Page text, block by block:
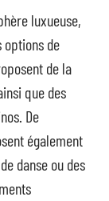
luxueuse,
options de
de la
que des
De
également
danse ou des